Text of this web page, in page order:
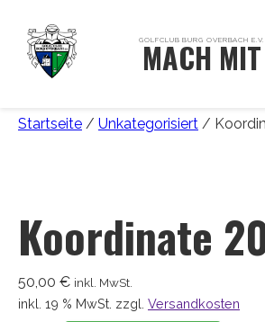
GOLFCLUB BURG OVERBACH E.V.
MACH MIT
Startseite / Unkategorisiert /
Koordinate
50,00 € inkl. MwSt.
inkl. 19 % MwSt. zzgl. Versandkosten